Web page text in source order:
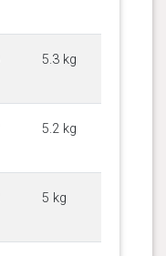
5.3 kg
5.2 kg
5 kg